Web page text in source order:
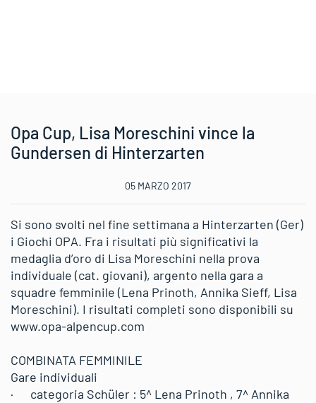
Opa Cup, Lisa Moreschini vince la
Gundersen di Hinterzarten
05 MARZO 2017
Si sono svolti nel fine settimana a Hinterzarten (Ger)
i Giochi OPA. Fra i risultati più significativi la
medaglia d’oro di Lisa Moreschini nella prova
individuale (cat. giovani), argento nella gara a
squadre femminile (Lena Prinoth, Annika Sieff, Lisa
Moreschini). I risultati completi sono disponibili su
www.opa-alpencup.com
COMBINATA FEMMINILE
Gare individuali
· categoria Schüler : 5^ Lena Prinoth , 7^ Annika